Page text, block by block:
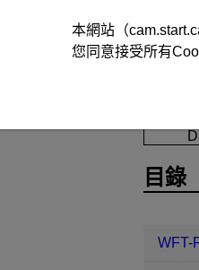
目錄
WFT-
本網站（
您同意接受所有